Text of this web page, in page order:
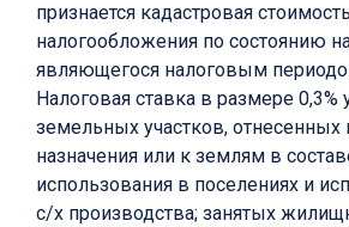
признается кадастровая
налогообложения по состоянию
являющегося налоговым
Налоговая ставка в размере 0,3%
земельных участков,
назначения или к землям в
использования в поселениях и
с/х производства; занятых